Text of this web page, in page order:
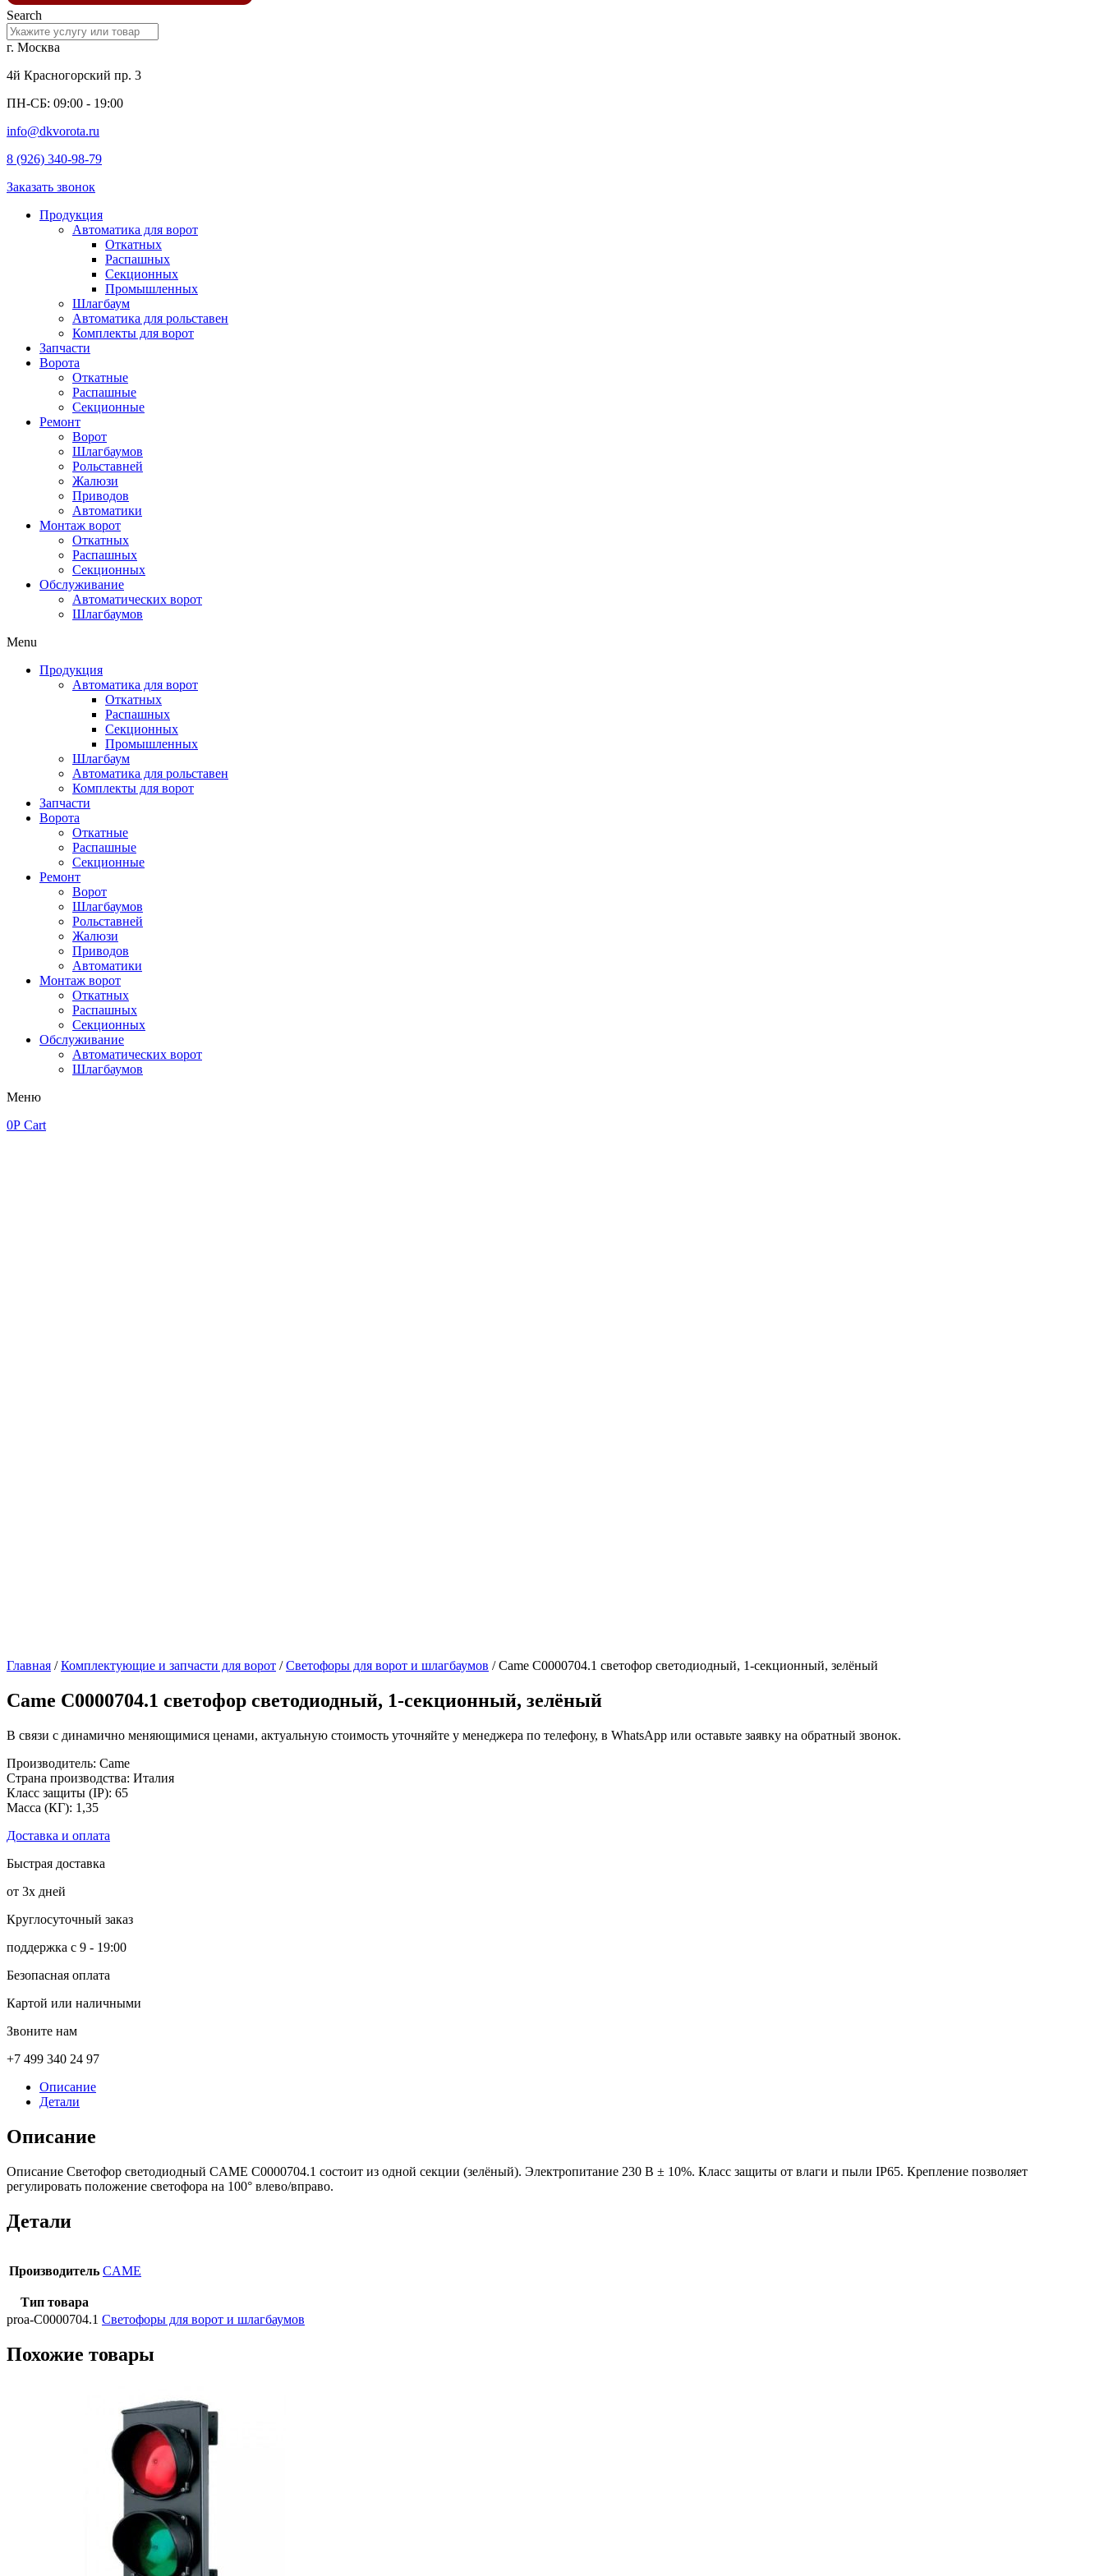
Search
г. Москва
4й Красногорский пр. 3
ПН-СБ: 09:00 - 19:00
info@dkvorota.ru
8 (926) 340-98-79
Заказать звонок
Продукция
Автоматика для ворот
Откатных
Распашных
Секционных
Промышленных
Шлагбаум
Автоматика для рольставен
Комплекты для ворот
Запчасти
Ворота
Откатные
Распашные
Секционные
Ремонт
Ворот
Шлагбаумов
Рольставней
Жалюзи
Приводов
Автоматики
Монтаж ворот
Откатных
Распашных
Секционных
Обслуживание
Автоматических ворот
Шлагбаумов
Menu
Продукция
Автоматика для ворот
Откатных
Распашных
Секционных
Промышленных
Шлагбаум
Автоматика для рольставен
Комплекты для ворот
Запчасти
Ворота
Откатные
Распашные
Секционные
Ремонт
Ворот
Шлагбаумов
Рольставней
Жалюзи
Приводов
Автоматики
Монтаж ворот
Откатных
Распашных
Секционных
Обслуживание
Автоматических ворот
Шлагбаумов
Меню
0Р Cart
Главная /Комплектующие и запчасти для ворот /Светофоры для ворот и шлагбаумов / Came C0000704.1 светофор светодиодный, 1-секционный, зелёный
Came C0000704.1 светофор светодиодный, 1-секционный, зелёный
В связи с динамично меняющимися ценами, актуальную стоимость уточняйте у менеджера по телефону, в WhatsApp или оставьте заявку на обратный звонок.
Производитель: Came
Страна производства: Италия
Класс защиты (IP): 65
Масса (КГ): 1,35
Доставка и оплата
Быстрая доставка
от 3х дней
Круглосуточный заказ
поддержка с 9 - 19:00
Безопасная оплата
Картой или наличными
Звоните нам
+7 499 340 24 97
Описание
Детали
Описание
Описание Светофор светодиодный CAME C0000704.1 состоит из одной секции (зелёный). Электропитание 230 В ± 10%. Класс защиты от влаги и пыли IP65. Крепление позволяет
регулировать положение светофора на 100° влево/вправо.
Детали
Производитель CAME
Тип товара
proa-C0000704.1 Светофоры для ворот и шлагбаумов
Похожие товары